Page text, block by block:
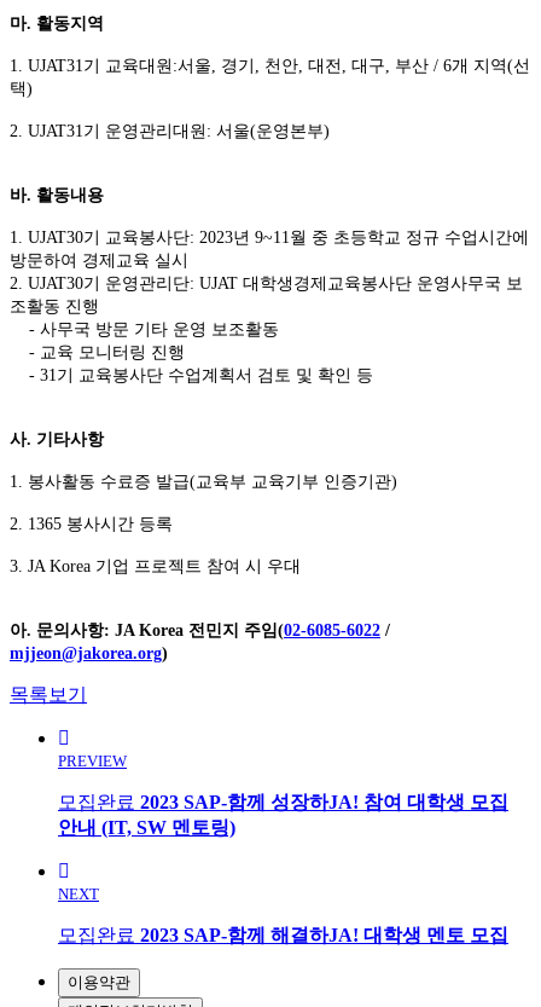
마. 활동지역
1. UJAT31 기 교육대원:서울, 경기, 천안, 대전, 대구, 부산 / 6개 지역(선
택)
2. UJAT31 기 운영관리대원: 서울(운영본부)
바. 활동내용
1. UJAT30기 교육봉사단: 2023년 9~11월 중 초등학교 정규 수업시간에
방문하여 경제교육 실시
2. UJAT30기 운영관리단: UJAT 대학생경제교육봉사단 운영사무국 보
조활동 진행
- 사무국 방문 기타 운영 보조활동
- 교육 모니터링 진행
- 31기 교육봉사단 수업계획서 검토 및 확인 등
사. 기타사항
1. 봉사활동 수료증 발급(교육부 교육기부 인증기관)
2. 1365 봉사시간 등록
3. JA Korea 기업 프로젝트 참여 시 우대
아. 문의사항: JA Korea 전민지 주임(02-6085-6022 /
mjjeon@jakorea.org)
목록보기
PREVIEW
모집완료 2023 SAP-함께 성장하JA! 참여 대학생 모집
안내 (IT, SW 멘토링)
NEXT
모집완료 2023 SAP-함께 해결하JA! 대학생 멘토 모집
이용약관